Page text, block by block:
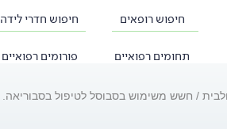
חיפוש רופאים חיפוש חדרי לידה
תחומים רפואיים פורומים רפואיים
חשש משימוש בסבוסל לטיפול בסבוריאה.